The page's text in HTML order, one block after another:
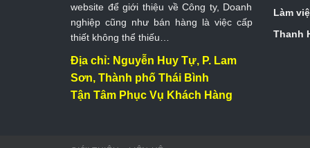
website để giới thiệu về Công ty, Doanh
nghiệp cũng như bán hàng là việc cấp
thiết không thể thiếu…
Địa chỉ: Nguyễn Huy Tự, P. Lam
Sơn, Thành phố Thái Bình
Tận Tâm Phục Vụ Khách Hàng
Làm
Thanh